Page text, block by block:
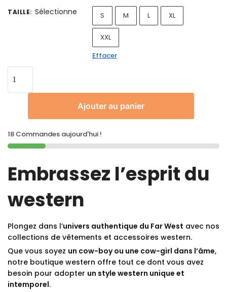
TAILLE: Sélectionne S M L XL
XXL
Effacer
Ajouter au panier
18 Commandes aujourd'hui !
Embrassez l’esprit du
western
Plongez dans l’univers authentique du Far West avec nos
collections de vêtements et accessoires western.
Que vous soyez un cow-boy ou une cow-girl dans l’âme,
notre boutique western offre tout ce dont vous avez
besoin pour adopter un style western unique et
intemporel.